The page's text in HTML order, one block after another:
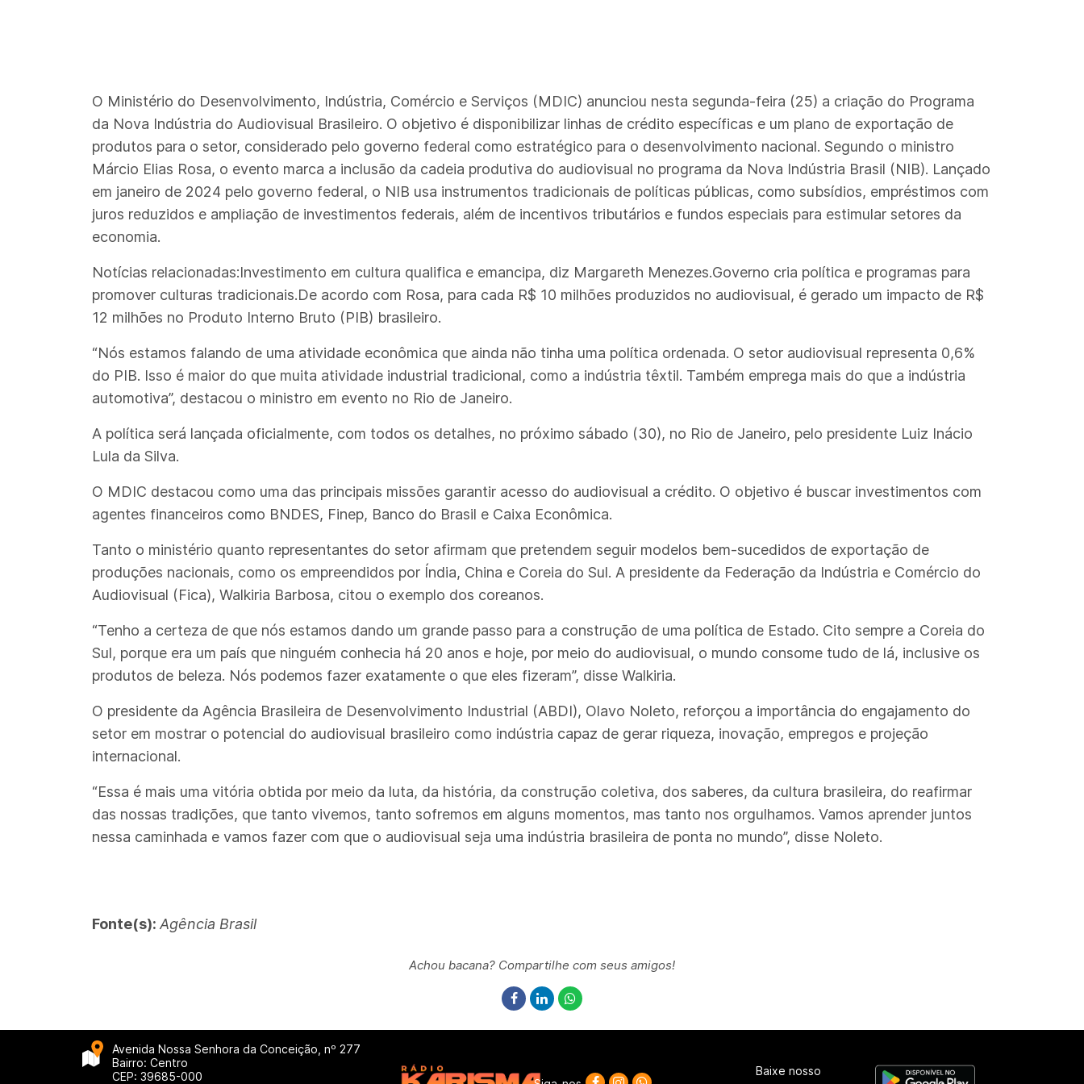
O Ministério do Desenvolvimento, Indústria, Comércio e Serviços (MDIC) anunciou nesta segunda-feira (25) a criação do Programa
da Nova Indústria do Audiovisual Brasileiro. O objetivo é disponibilizar linhas de crédito específicas e um plano de exportação de
produtos para o setor, considerado pelo governo federal como estratégico para o desenvolvimento nacional. Segundo o ministro
Márcio Elias Rosa, o evento marca a inclusão da cadeia produtiva do audiovisual no programa da Nova Indústria Brasil (NIB). Lançado
em janeiro de 2024 pelo governo federal, o NIB usa instrumentos tradicionais de políticas públicas, como subsídios, empréstimos com
juros reduzidos e ampliação de investimentos federais, além de incentivos tributários e fundos especiais para estimular setores da
economia.
Notícias relacionadas:Investimento em cultura qualifica e emancipa, diz Margareth Menezes.Governo cria política e programas para
promover culturas tradicionais.De acordo com Rosa, para cada R$ 10 milhões produzidos no audiovisual, é gerado um impacto de R$
12 milhões no Produto Interno Bruto (PIB) brasileiro.
“Nós estamos falando de uma atividade econômica que ainda não tinha uma política ordenada. O setor audiovisual representa 0,6%
do PIB. Isso é maior do que muita atividade industrial tradicional, como a indústria têxtil. Também emprega mais do que a indústria
automotiva”, destacou o ministro em evento no Rio de Janeiro.
A política será lançada oficialmente, com todos os detalhes, no próximo sábado (30), no Rio de Janeiro, pelo presidente Luiz Inácio
Lula da Silva.
O MDIC destacou como uma das principais missões garantir acesso do audiovisual a crédito. O objetivo é buscar investimentos com
agentes financeiros como BNDES, Finep, Banco do Brasil e Caixa Econômica.
Tanto o ministério quanto representantes do setor afirmam que pretendem seguir modelos bem-sucedidos de exportação de
produções nacionais, como os empreendidos por Índia, China e Coreia do Sul. A presidente da Federação da Indústria e Comércio do
Audiovisual (Fica), Walkiria Barbosa, citou o exemplo dos coreanos.
“Tenho a certeza de que nós estamos dando um grande passo para a construção de uma política de Estado. Cito sempre a Coreia do
Sul, porque era um país que ninguém conhecia há 20 anos e hoje, por meio do audiovisual, o mundo consome tudo de lá, inclusive os
produtos de beleza. Nós podemos fazer exatamente o que eles fizeram”, disse Walkiria.
O presidente da Agência Brasileira de Desenvolvimento Industrial (ABDI), Olavo Noleto, reforçou a importância do engajamento do
setor em mostrar o potencial do audiovisual brasileiro como indústria capaz de gerar riqueza, inovação, empregos e projeção
internacional.
“Essa é mais uma vitória obtida por meio da luta, da história, da construção coletiva, dos saberes, da cultura brasileira, do reafirmar
das nossas tradições, que tanto vivemos, tanto sofremos em alguns momentos, mas tanto nos orgulhamos. Vamos aprender juntos
nessa caminhada e vamos fazer com que o audiovisual seja uma indústria brasileira de ponta no mundo”, disse Noleto.
Fonte(s): Agência Brasil
Achou bacana? Compartilhe com seus amigos!
Avenida Nossa Senhora da Conceição, nº 277
Bairro: Centro
CEP: 39685-000
Baixe nosso